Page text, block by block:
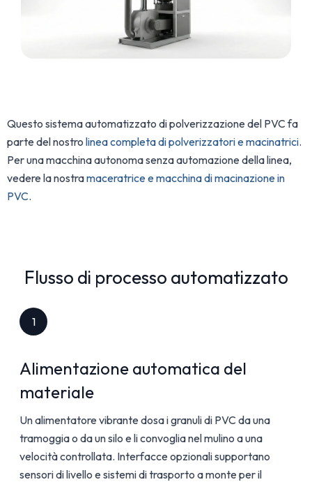
Questo sistema automatizzato di polverizzazione del PVC fa
parte del nostro linea completa di polverizzatori e macinatrici.
Per una macchina autonoma senza automazione della linea,
vedere la nostramaceratrice e macchina di macinazione in
PVC.
Flusso di processo automatizzato
1
Alimentazione automatica del
materiale
Un alimentatore vibrante dosa i granuli di PVC da una
tramoggia o da un silo e li convoglia nel mulino a una
velocità controllata. Interfacce opzionali supportano
sensori di livello e sistemi di trasporto a monte per il